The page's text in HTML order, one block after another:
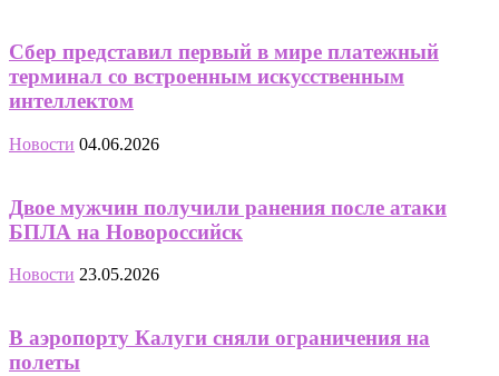
Сбер представил первый в мире платежный
терминал со встроенным искусственным
интеллектом
Новости 04.06.2026
Двое мужчин получили ранения после атаки
БПЛА на Новороссийск
Новости 23.05.2026
В аэропорту Калуги сняли ограничения на
полеты